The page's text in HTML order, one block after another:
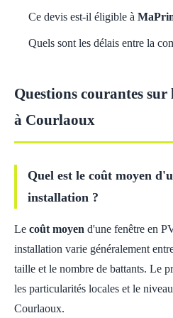
Ce devis est-il éligible à
Quels sont les délais entre la
Questions courantes sur
à Courlaoux
Quel est le coût moyen
installation ?
Le coût moyen d'une fenêtre en
installation varie généralement
taille et le nombre de battants. Le
les particularités locales et le
Courlaoux.